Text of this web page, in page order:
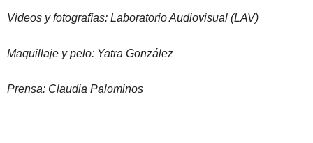
Videos y fotografías: Laboratorio Audiovisual (LAV)
Maquillaje y pelo: Yatra González
Prensa: Claudia Palominos